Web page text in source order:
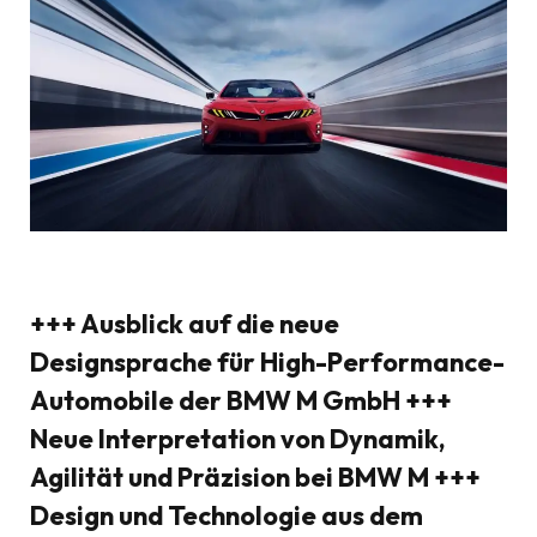
+++ Ausblick auf die neue
Designsprache für High-Performance-
Automobile der BMW M GmbH +++
Neue Interpretation von Dynamik,
Agilität und Präzision bei BMW M +++
Design und Technologie aus dem